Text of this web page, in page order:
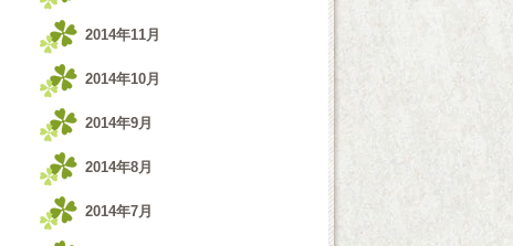
2014年11月
2014年10月
2014年9月
2014年8月
2014年7月